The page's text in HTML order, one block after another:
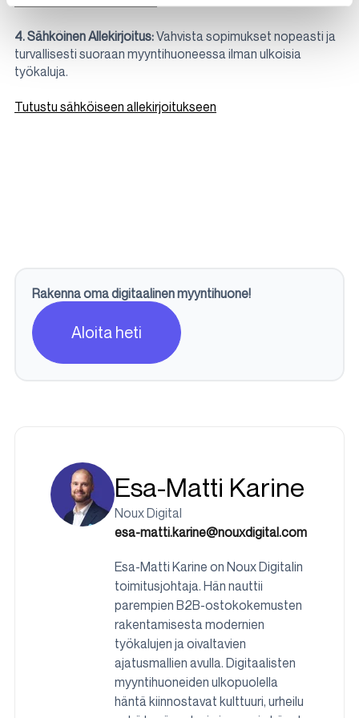
4. Sähköinen Allekirjoitus:Vahvista sopimukset nopeasti ja
turvallisesti suoraan myyntihuoneessa ilman ulkoisia
työkaluja.
Tutustu sähköiseen allekirjoitukseen
Rakenna oma digitaalinen myyntihuone!
Aloita heti
Esa-Matti Karine
Noux Digital
esa-matti.karine@nouxdigital.com
Esa-Matti Karine on Noux Digitalin
toimitusjohtaja. Hän nauttii
parempien B2B-ostokokemusten
rakentamisesta modernien
työkalujen ja oivaltavien
ajatusmallien avulla. Digitaalisten
myyntihuoneiden ulkopuolella
häntä kiinnostavat kulttuuri, urheilu